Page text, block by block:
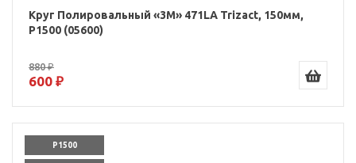
Круг Полировальный «3M» 471LA Trizact, 150мм,
P1500 (05600)
880 ₽
600 ₽
P1500